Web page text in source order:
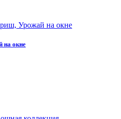
на окне